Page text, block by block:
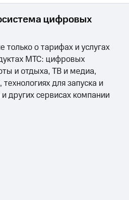
цифровых
только о тарифах и услугах
МТС: цифровых
и отдыха, ТВ и медиа,
для запуска и
других сервисах компании